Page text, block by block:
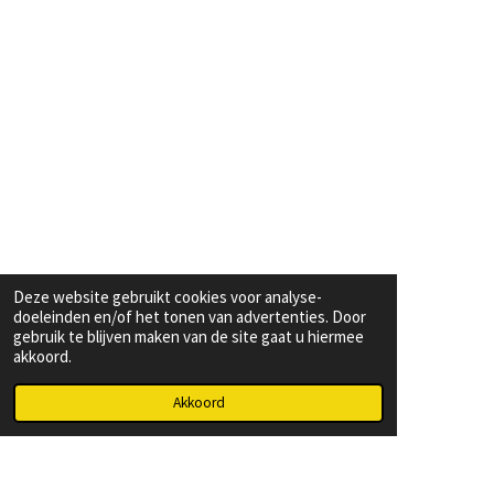
Deze website gebruikt cookies voor analyse-
doeleinden en/of het tonen van advertenties. Door
gebruik te blijven maken van de site gaat u hiermee
akkoord.
Akkoord